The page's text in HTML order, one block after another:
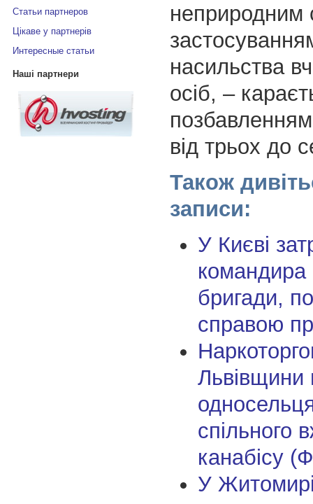
Статьи партнеров
Цікаве у партнерів
Интересные статьи
Наші партнери
неприродним
насильства
осіб, –
від трьох до
Також
записи:
У Києві
командира
бригади,
справою
Львівщини
спільного
канабісу
У